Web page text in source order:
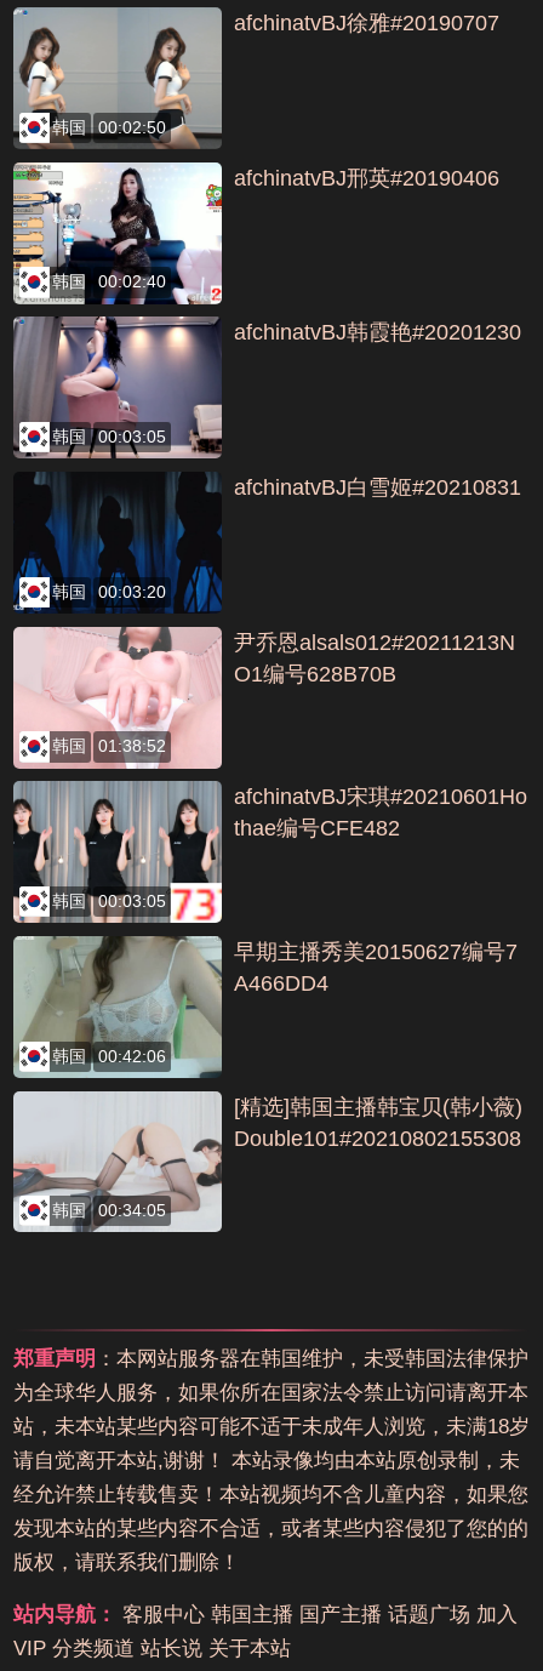
韩国 00:02:50
afchinatvBJ徐雅#20190707
韩国 00:02:40
afchinatvBJ邢英#20190406
韩国 00:03:05
afchinatvBJ韩霞艳#20201230
韩国 00:03:20
afchinatvBJ白雪姬#20210831
韩国 01:38:52
尹乔恩alsals012#20211213N
O1编号628B70B
韩国 00:03:05
afchinatvBJ宋琪#20210601Ho
thae编号CFE482
韩国 00:42:06
早期主播秀美20150627编号7
A466DD4
韩国 00:34:05
[精选]韩国主播韩宝贝(韩小薇)
Double101#20210802155308
郑重声明 ：本网站服务器在韩国维护，未受韩国法律保护
为全球华人服务，如果你所在国家法令禁止访问请离开本
站，未本站某些内容可能不适于未成年人浏览，未满18岁
请自觉离开本站,谢谢！ 本站录像均由本站原创录制，未
经允许禁止转载售卖！本站视频均不含儿童内容，如果您
发现本站的某些内容不合适，或者某些内容侵犯了您的的
版权，请联系我们删除！
站内导航： 客服中心 韩国主播 国产主播 话题广场 加入
VIP 分类频道 站长说 关于本站